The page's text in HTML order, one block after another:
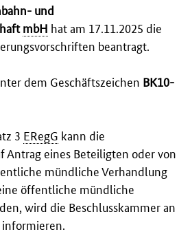
und
mbH hat am 17.11.2025 die
beantragt.
dem Geschäftszeichen BK10-
3 ERegG kann die
Antrag eines Beteiligten oder von
mündliche Verhandlung
öffentliche mündliche
wird die Beschlusskammer an